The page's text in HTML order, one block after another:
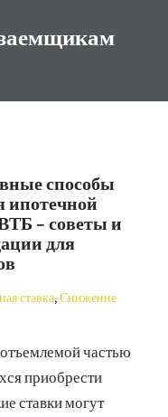
способы
ипотечной
– советы и
для
ставка,Снижение
частью
приобрести
ставки могут